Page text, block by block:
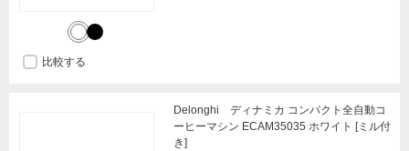
比較する
Delonghi ディナミカ コンパクト全自動コ
ーヒーマシン ECAM35035 ホワイト [ミル付
き]